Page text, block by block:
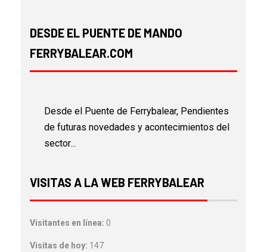
DESDE EL PUENTE DE MANDO
FERRYBALEAR.COM
Desde el Puente de Ferrybalear, Pendientes
de futuras novedades y acontecimientos del
sector...
VISITAS A LA WEB FERRYBALEAR
Visitantes en línea: 0
Visitas de hoy: 147